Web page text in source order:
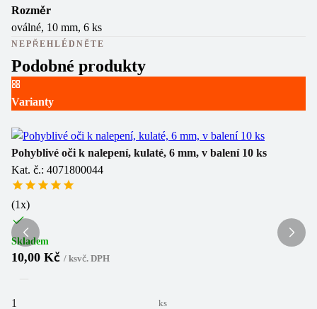
Rozměr
oválné, 10 mm, 6 ks
NEPŘEHLÉDNĚTE
Podobné produkty
Varianty
Pohyblivé oči k nalepení, kulaté, 6 mm, v balení 10 ks
Kat. č.: 4071800044
(1x)
Skladem
10,00 Kč / ksvč. DPH
ks